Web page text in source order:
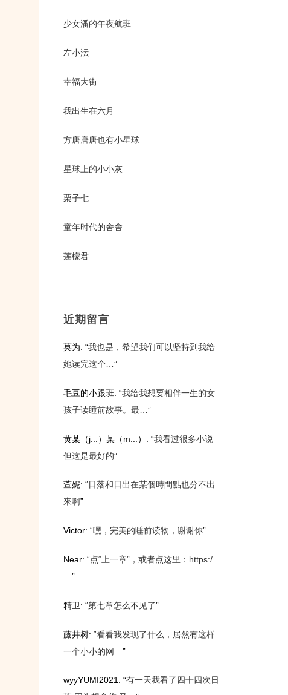
少女潘的午夜航班
左小沄
幸福大街
我出生在六月
方唐唐唐也有小星球
星球上的小小灰
栗子七
童年时代的舍舍
莲檬君
近期留言
莫为: “我也是，希望我们可以坚持到我给
她读完这个… ”
毛豆的小跟班: “我给我想要相伴一生的女
孩子读睡前故事。最… ”
黄某（j...）某（m...） : “我看过很多小说
但这是最好的”
萱妮: “日落和日出在某個時間點也分不出
來啊”
Victor: “嘿，完美的睡前读物，谢谢你”
Near: “点“上一章”，或者点这里：https:/
”
精卫: “第七章怎么不见了”
藤井树: “看看我发现了什么，居然有这样
一个小小的网… ”
wyyYUMI2021: “有一天我看了四十四次日